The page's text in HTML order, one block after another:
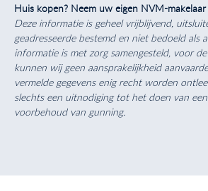
Huis kopen? Neem uw eigen NVM-makelaar
Deze informatie is geheel vrijblijvend,
geadresseerde bestemd en niet bedoeld als
informatie is met zorg samengesteld, voor
kunnen wij geen aansprakelijkheid
vermelde gegevens enig recht worden
slechts een uitnodiging tot het doen van
voorbehoud van gunning.